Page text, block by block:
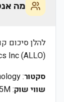
מה
Inc (ALLO):
סקטור: Biotechnology
שווי שוק: $679.95M